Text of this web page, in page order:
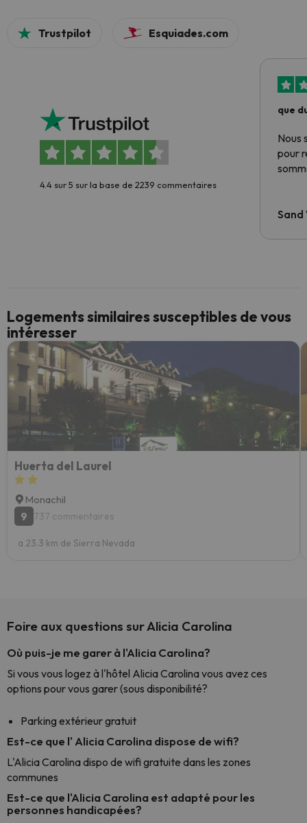
Trustpilot Esquiades.com
4.4 sur 5 sur la base de 2239 commentaires
que
Nous
pour
Sand
Logements similaires susceptibles de vous
intéresser
Huerta del Laurel
Monachil
9
737 commentaires
a 23.3 km de Sierra Nevada
Foire aux questions sur Alicia Carolina
Où puis-je me garer à l'Alicia Carolina?
Si vous vous logez à l'hôtel Alicia Carolina vous avez ces
options pour vous garer (sous disponibilité?
Parking extérieur gratuit
Est-ce que l' Alicia Carolina dispose de wifi?
L'Alicia Carolina dispo de wifi gratuite dans les zones
communes
Est-ce que l'Alicia Carolina est adapté pour les
personnes handicapées?